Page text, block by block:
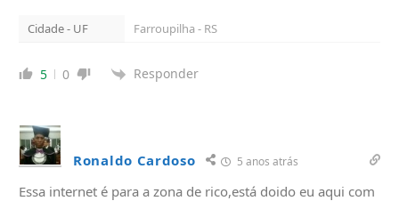
Cidade - UF Farroupilha - RS
5 0 Responder
Ronaldo Cardoso 5 anos atrás
Essa internet é para a zona de rico,está doido eu aqui com